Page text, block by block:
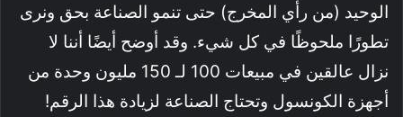
الوحيد (من رأي المخرج) حتى تنمو الصناعة بحق ونرى
تطورًا ملحوظًا في كل شيء. وقد أوضح أيضًا أننا لا
نزال عالقين في مبيعات 100 لـ 150 مليون وحدة من
أجهزة الكونسول وتحتاج الصناعة لزيادة هذا الرقم!